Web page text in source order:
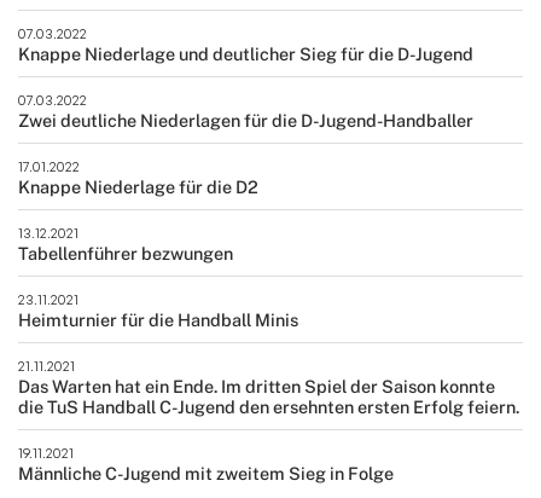
07.03.2022
Knappe Niederlage und deutlicher Sieg für die D-Jugend
07.03.2022
Zwei deutliche Niederlagen für die D-Jugend-Handballer
17.01.2022
Knappe Niederlage für die D2
13.12.2021
Tabellenführer bezwungen
23.11.2021
Heimturnier für die Handball Minis
21.11.2021
Das Warten hat ein Ende. Im dritten Spiel der Saison konnte
die TuS Handball C-Jugend den ersehnten ersten Erfolg feiern.
19.11.2021
Männliche C-Jugend mit zweitem Sieg in Folge